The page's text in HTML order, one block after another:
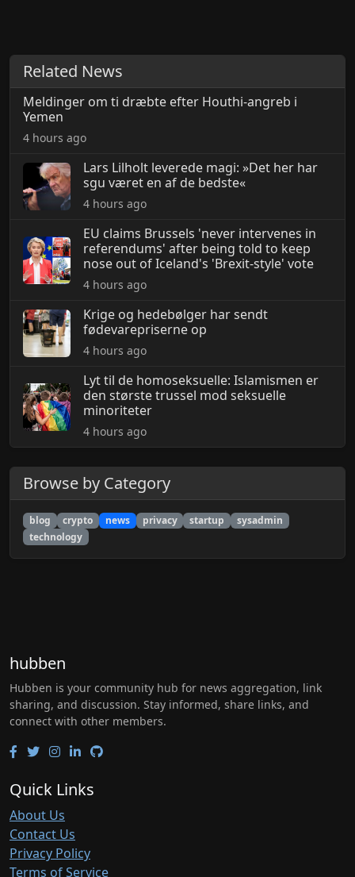
Related News
Meldinger om ti dræbte efter Houthi-angreb i
Yemen
4 hours ago
Lars Lilholt leverede magi: »Det her har
sgu været en af de bedste«
4 hours ago
EU claims Brussels 'never intervenes in
referendums' after being told to keep
nose out of Iceland's 'Brexit-style' vote
4 hours ago
Krige og hedebølger har sendt
fødevarepriserne op
4 hours ago
Lyt til de homoseksuelle: Islamismen er
den største trussel mod seksuelle
minoriteter
4 hours ago
Browse by Category
blog crypto news privacy startup
sysadmin
technology
hubben
Hubben is your community hub for news aggregation, link
sharing, and discussion. Stay informed, share links, and
connect with other members.
Quick Links
About Us
Contact Us
Privacy Policy
Terms of Service